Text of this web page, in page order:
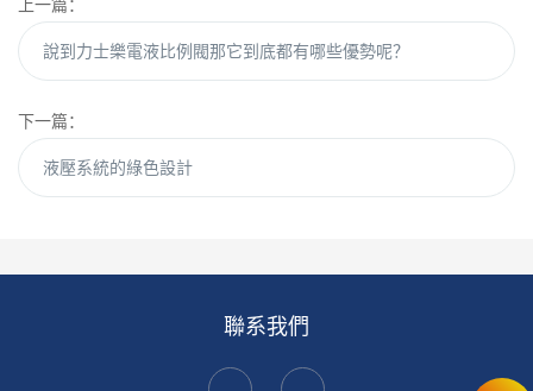
上一篇：
說到力士樂電液比例閥那它到底都有哪些優勢呢？
下一篇：
液壓系統的綠色設計
聯系我們